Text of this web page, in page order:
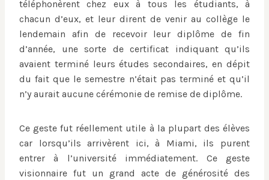
téléphonèrent chez eux à tous les étudiants, à
chacun d’eux, et leur dirent de venir au collège le
lendemain afin de recevoir leur diplôme de fin
d’année, une sorte de certificat indiquant qu’ils
avaient terminé leurs études secondaires, en dépit
du fait que le semestre n’était pas terminé et qu’il
n’y aurait aucune cérémonie de remise de diplôme.
Ce geste fut réellement utile à la plupart des élèves
car lorsqu’ils arrivèrent ici, à Miami, ils purent
entrer à l’université immédiatement. Ce geste
visionnaire fut un grand acte de générosité des